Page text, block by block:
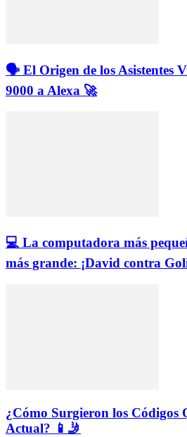
🗣️ El Origen de los Asistentes
9000 a Alexa 🚀
💻 La computadora más
más grande: ¡David contra
¿Cómo Surgieron los Códigos
Actual? 📱🤳